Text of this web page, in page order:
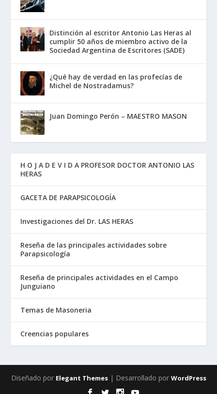
Distinción al escritor Antonio Las Heras al
cumplir 50 años de miembro activo de la
Sociedad Argentina de Escritores (SADE)
¿Qué hay de verdad en las profecías de
Michel de Nostradamus?
Juan Domingo Perón – MAESTRO MASON
H O J A D E V I D A PROFESOR DOCTOR ANTONIO LAS
HERAS
GACETA DE PARAPSICOLOGÍA
Investigaciones del Dr. LAS HERAS
Reseña de las principales actividades sobre
Parapsicología
Reseña de principales actividades en el Campo
Junguiano
Temas de Masoneria
Creencias populares
Diseñado por Elegant Themes| Desarrollado por WordPress